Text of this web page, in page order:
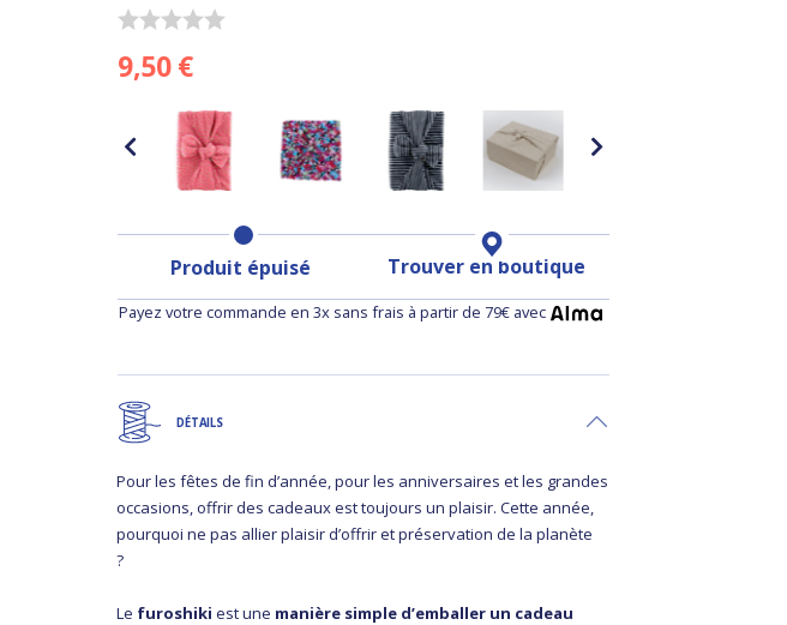
9,50 €
Produit épuisé Trouver en boutique
Payez votre commande en 3x sans frais à partir de 79€ avec
DÉTAILS
Pour les fêtes de fin d’année, pour les anniversaires et les grandes
occasions, offrir des cadeaux est toujours un plaisir. Cette année,
pourquoi ne pas allier plaisir d’offrir et préservation de la planète
?
Le furoshikiest une manière simple d’emballer un cadeau